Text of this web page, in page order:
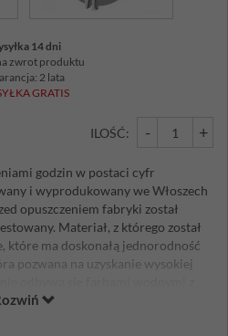
14 dni
zwrot produktu
2 lata
GRATIS
ILOŚĆ: - +
godzin w postaci cyfr
i wyprodukowany we Włoszech
opuszczeniem fabryki został
Materiał, z którego został
które ma doskonałą jednorodność
pozwana na uzyskanie wysokiej
zegara wyprodukowany został